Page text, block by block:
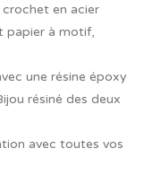
en acier
papier à motif,
une résine époxy
résiné des deux
avec toutes vos